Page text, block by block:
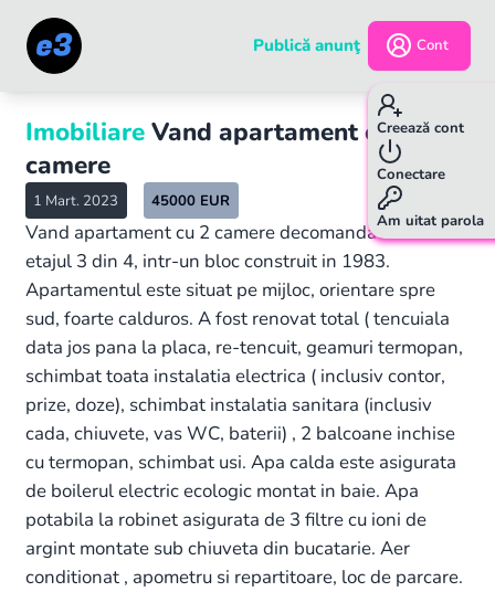
Publică anunţ Cont
Creează cont
Conectare
Am uitat parola
Imobiliare Vand apartament cu 2
camere
1 Mart. 2023 45000 EUR
Vand apartament cu 2 camere decomandat situat la
etajul 3 din 4, intr-un bloc construit in 1983.
Apartamentul este situat pe mijloc, orientare spre
sud, foarte calduros. A fost renovat total ( tencuiala
data jos pana la placa, re-tencuit, geamuri termopan,
schimbat toata instalatia electrica ( inclusiv contor,
prize, doze), schimbat instalatia sanitara (inclusiv
cada, chiuvete, vas WC, baterii) , 2 balcoane inchise
cu termopan, schimbat usi. Apa calda este asigurata
de boilerul electric ecologic montat in baie. Apa
potabila la robinet asigurata de 3 filtre cu ioni de
argint montate sub chiuveta din bucatarie. Aer
conditionat , apometru si repartitoare, loc de parcare.